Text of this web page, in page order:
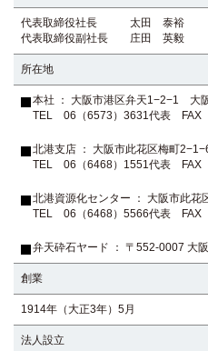
代表取締役社長 太田 泰裕
代表取締役副社長 庄田 英毅
所在地
本社 ： 大阪市港区弁天1−2−1 大
TEL 06（6573）3631代表 FAX
北港支店 ： 大阪市此花区梅町
TEL 06（6468）1551代表 FAX
北港資源化センター ： 大阪市此花
TEL 06（6468）5566代表 FAX
弁天砕石ヤード ： 〒552-0007 大
創業
1914年（大正3年）5月
法人設立